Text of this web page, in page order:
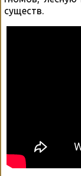
существ.